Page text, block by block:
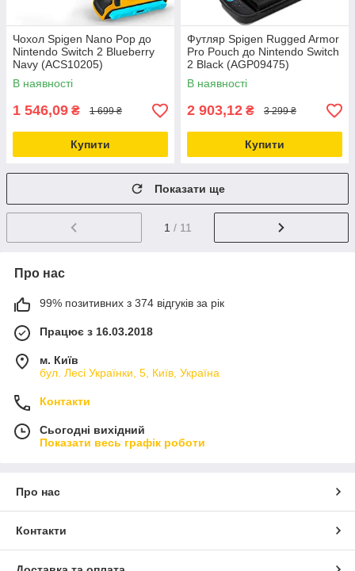
Чохол Spigen Nano Pop до
Nintendo Switch 2 Blueberry
Navy (ACS10205)
В наявності
1 546,09 ₴ 1 699 ₴
Купити
Футляр Spigen Rugged Armor
Pro Pouch до Nintendo Switch
2 Black (AGP09475)
В наявності
2 903,12 ₴ 3 299 ₴
Купити
Показати ще
1 / 11
Про нас
99% позитивних з 374 відгуків за рік
Працює з 16.03.2018
м. Київ
бул. Лесі Українки, 5, Київ, Україна
Контакти
Сьогодні вихідний
Показати весь графік роботи
Про нас
Контакти